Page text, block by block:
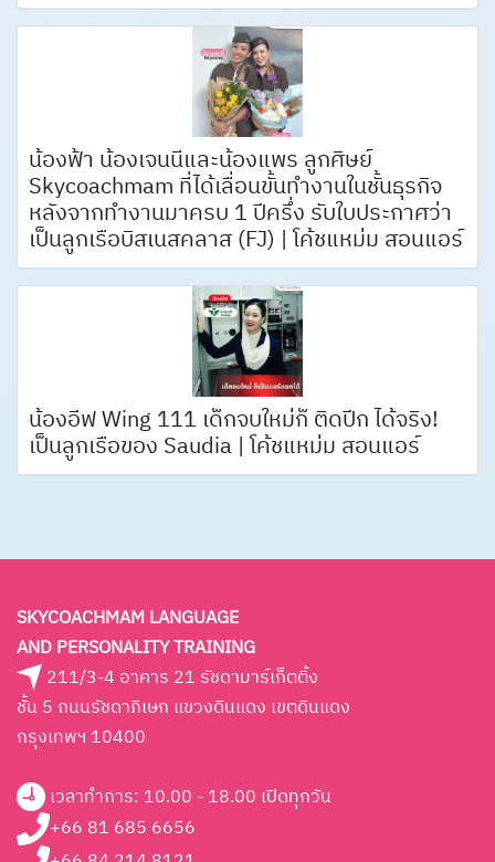
น้องฟ้า น้องเจนนี่และน้องแพร ลูกศิษย์
Skycoachmam ที่ได้เลื่อนขั้นทำงานในชั้นธุรกิจ
หลังจากทำงานมาครบ 1 ปีครึ่ง รับใบประกาศว่า
เป็นลูกเรือบิสเนสคลาส (FJ) | โค้ชแหม่ม สอนแอร์
น้องอีฟ Wing 111 เด็กจบใหม่ก็ ติดปีก ได้จริง!
เป็นลูกเรือของ Saudia | โค้ชแหม่ม สอนแอร์
SKYCOACHMAM LANGUAGE
AND PERSONALITY TRAINING
211/3-4 อาคาร 21 รัชดามาร์เก็ตติ้ง
ชั้น 5 ถนนรัชดาภิเษก แขวงดินแดง เขตดินแดง
กรุงเทพฯ 10400
เวลาทำการ: 10.00 - 18.00 เปิดทุกวัน
+66 81 685 6656